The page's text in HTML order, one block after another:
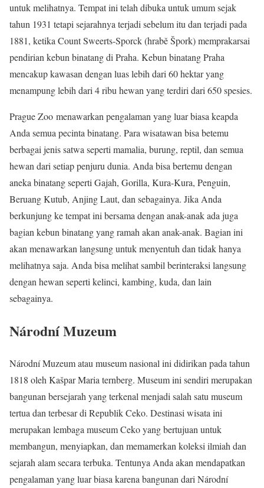
untuk melihatnya. Tempat ini telah dibuka untuk umum sejak
tahun 1931 tetapi sejarahnya terjadi sebelum itu dan terjadi pada
1881, ketika Count Sweerts-Sporck (hrabě Špork) memprakarsai
pendirian kebun binatang di Praha. Kebun binatang Praha
mencakup kawasan dengan luas lebih dari 60 hektar yang
menampung lebih dari 4 ribu hewan yang terdiri dari 650 spesies.
Prague Zoo menawarkan pengalaman yang luar biasa keapda
Anda semua pecinta binatang. Para wisatawan bisa betemu
berbagai jenis satwa seperti mamalia, burung, reptil, dan semua
hewan dari setiap penjuru dunia. Anda bisa bertemu dengan
aneka binatang seperti Gajah, Gorilla, Kura-Kura, Penguin,
Beruang Kutub, Anjing Laut, dan sebagainya. Jika Anda
berkunjung ke tempat ini bersama dengan anak-anak ada juga
bagian kebun binatang yang ramah akan anak-anak. Bagian ini
akan menawarkan langsung untuk menyentuh dan tidak hanya
melihatnya saja. Anda bisa melihat sambil berinteraksi langsung
dengan hewan seperti kelinci, kambing, kuda, dan lain
sebagainya.
Národní Muzeum
Národní Muzeum atau museum nasional ini didirikan pada tahun
1818 oleh Kašpar Maria ternberg. Museum ini sendiri merupakan
bangunan bersejarah yang terkenal menjadi salah satu museum
tertua dan terbesar di Republik Ceko. Destinasi wisata ini
merupakan lembaga museum Ceko yang bertujuan untuk
membangun, menyiapkan, dan memamerkan koleksi ilmiah dan
sejarah alam secara terbuka. Tentunya Anda akan mendapatkan
pengalaman yang luar biasa karena bangunan dari Národní